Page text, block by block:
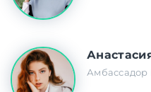
Амбассадор